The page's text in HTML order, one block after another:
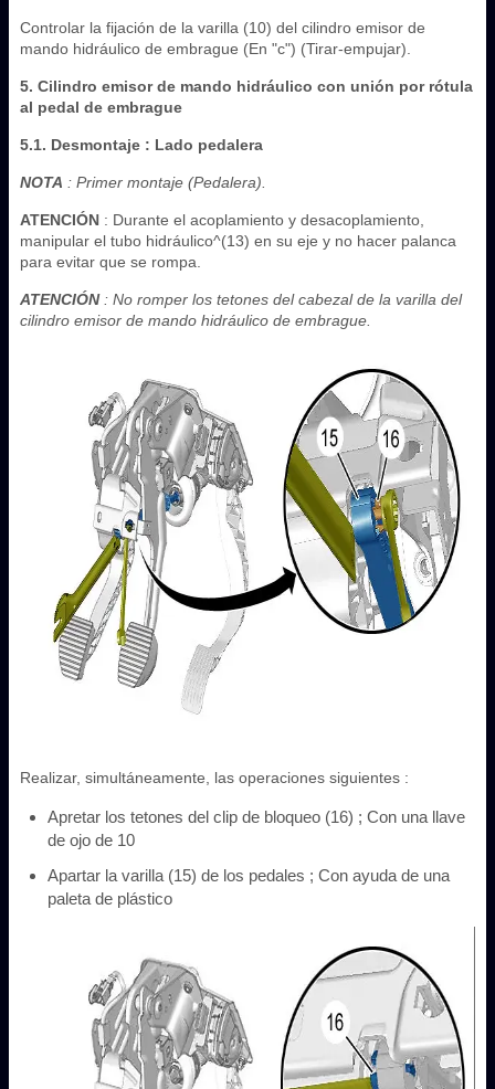
Controlar la fijación de la varilla (10) del cilindro emisor de
mando hidráulico de embrague (En "c") (Tirar-empujar).
5. Cilindro emisor de mando hidráulico con unión por rótula
al pedal de embrague
5.1. Desmontaje : Lado pedalera
NOTA : Primer montaje (Pedalera).
ATENCIÓN : Durante el acoplamiento y desacoplamiento,
manipular el tubo hidráulico^(13) en su eje y no hacer palanca
para evitar que se rompa.
ATENCIÓN: No romper los tetones del cabezal de la varilla del
cilindro emisor de mando hidráulico de embrague.
Realizar, simultáneamente, las operaciones siguientes :
Apretar los tetones del clip de bloqueo (16) ; Con una llave
de ojo de 10
Apartar la varilla (15) de los pedales ; Con ayuda de una
paleta de plástico